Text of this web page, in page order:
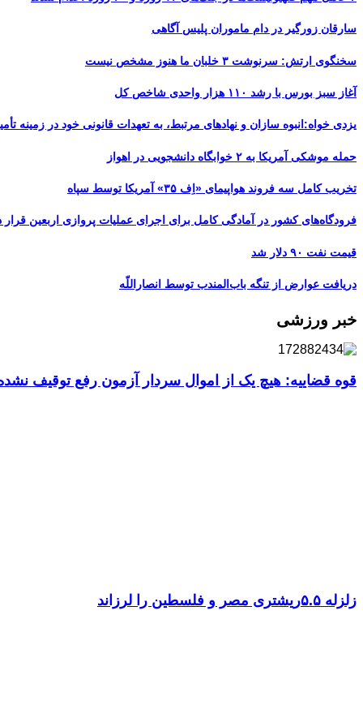
سارقان زورگیر در دام ماموران پلیس آگاهی
سخنگوی ارتش: سرنوشت ۳ خلبان ما هنوز مشخص نیست
آغاز سبز بورس با رشد ۱۱۰ هزار واحدی شاخص کل
یزدی خواه:انبوه سازان و نهادهای مرتبط، به تعهدات قانونی خود در زمینه
حمله موشکی آمریکا به ۲ خوابگاه دانشجویی در اهواز
تخریب کامل سه فروند هواپیمای «اِف ۳۵» آمریکا توسط سپاه
فرودگاه‌های کشور در آمادگی کامل برای اجرای عملیات پروازی اربعین قرار
قیمت نفت ۹۰ دلار شد
دریافت عوارض از تنگه باب‌المندب توسط انصاراللّه
خبر ورزشی
قوه قضاییه: هیچ یک از اموال سردار آزمون رفع توقیف
زلزله ۵.۵ریشتری مصر و فلسطین را لرزاند